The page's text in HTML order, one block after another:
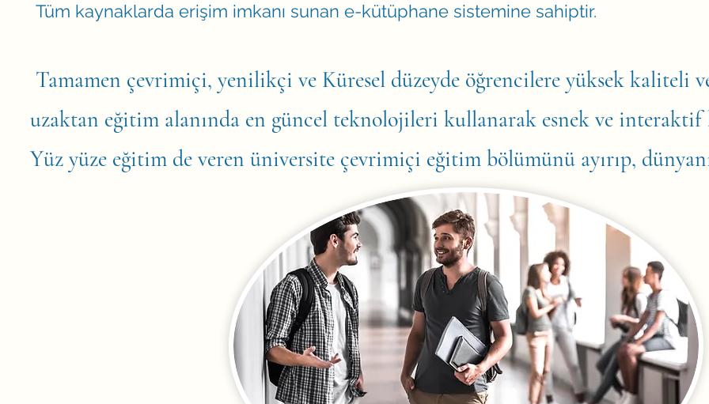
Tüm kaynaklarda erişim imkanı sunan e-kütüphane sistemine sahiptir.
Tamamen çevrimiçi, yenilikçi ve Küresel düzeyde öğrencilere yüksek kaliteli
uzaktan eğitim alanında en güncel teknolojileri kullanarak esnek ve
Yüz yüze eğitim de veren üniversite çevrimiçi eğitim bölümünü ayırıp,